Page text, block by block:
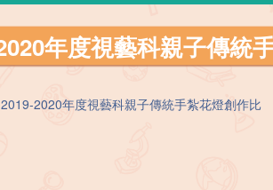
年度視藝科親子傳統
2019-2020年度視藝科親子傳統手紮花燈創作比